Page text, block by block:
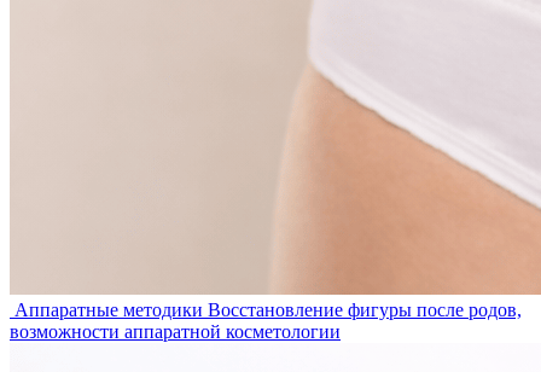
Аппаратные методики Восстановление фигуры после родов,
возможности аппаратной косметологии